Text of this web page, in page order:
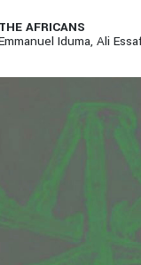
THE AFRICANS
Iduma, Ali